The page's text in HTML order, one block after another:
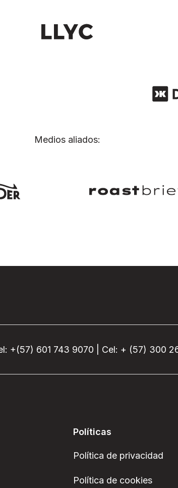
Medios aliados:
+(57) 601 743 9070 | Cel: + (57) 300
Políticas
Política de privacidad
Política de cookies